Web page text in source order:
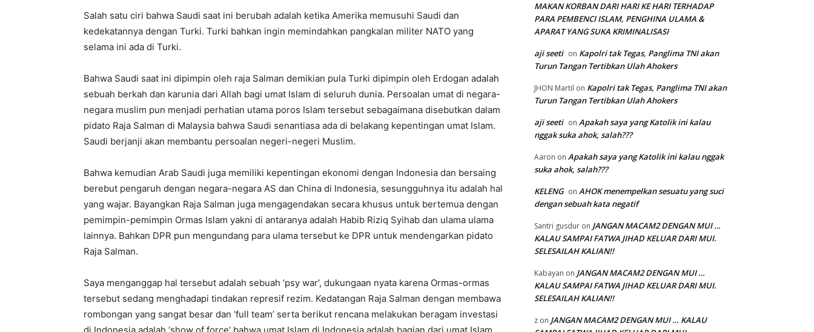
Salah satu ciri bahwa Saudi saat ini berubah adalah ketika Amerika memusuhi Saudi dan
kedekatannya dengan Turki. Turki bahkan ingin memindahkan pangkalan militer NATO yang
selama ini ada di Turki.
Bahwa Saudi saat ini dipimpin oleh raja Salman demikian pula Turki dipimpin oleh Erdogan adalah
sebuah berkah dan karunia dari Allah bagi umat Islam di seluruh dunia. Persoalan umat di negara-
negara muslim pun menjadi perhatian utama poros Islam tersebut sebagaimana disebutkan dalam
pidato Raja Salman di Malaysia bahwa Saudi senantiasa ada di belakang kepentingan umat Islam.
Saudi berjanji akan membantu persoalan negeri-negeri Muslim.
Bahwa kemudian Arab Saudi juga memiliki kepentingan ekonomi dengan Indonesia dan bersaing
berebut pengaruh dengan negara-negara AS dan China di Indonesia, sesungguhnya itu adalah hal
yang wajar. Bayangkan Raja Salman juga mengagendakan secara khusus untuk bertemua dengan
pemimpin-pemimpin Ormas Islam yakni di antaranya adalah Habib Riziq Syihab dan ulama ulama
lainnya. Bahkan DPR pun mengundang para ulama tersebut ke DPR untuk mendengarkan pidato
Raja Salman.
Saya menganggap hal tersebut adalah sebuah ‘psy war’, dukungaan nyata karena Ormas-ormas
tersebut sedang menghadapi tindakan represif rezim. Kedatangan Raja Salman dengan membawa
rombongan yang sangat besar dan ‘full team’ serta berikut rencana melakukan beragam investasi
MAKAN KORBAN DARI HARI KE HARI TERHADAP
PARA PEMBENCI ISLAM, PENGHINA ULAMA &
APARAT YANG SUKA KRIMINALISASI
aji seeti on Kapolri tak Tegas, Panglima TNI akan
Turun Tangan Tertibkan Ulah Ahokers
JHON Martil on Kapolri tak Tegas, Panglima TNI akan
Turun Tangan Tertibkan Ulah Ahokers
aji seeti on Apakah saya yang Katolik ini kalau
nggak suka ahok, salah???
Aaron on Apakah saya yang Katolik ini kalau nggak
suka ahok, salah???
KELENG on AHOK menempelkan sesuatu yang suci
dengan sebuah kata negatif
Santri gusdur on JANGAN MACAM2 DENGAN MUI …
KALAU SAMPAI FATWA JIHAD KELUAR DARI MUI.
SELESAILAH KALIAN!!
Kabayan on JANGAN MACAM2 DENGAN MUI …
KALAU SAMPAI FATWA JIHAD KELUAR DARI MUI.
SELESAILAH KALIAN!!
z on JANGAN MACAM2 DENGAN MUI … KALAU